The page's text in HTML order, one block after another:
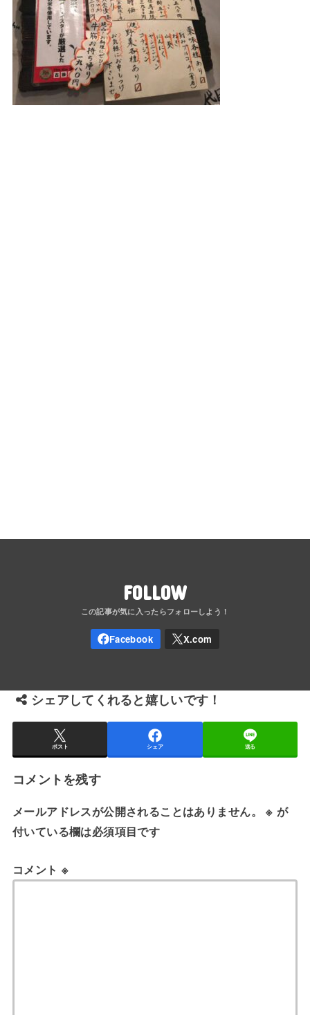
FOLLOW
シェアしてくれると嬉しいです！
ポスト シェア 送る
コメントを残す
メールアドレスが公開されることはありません。 ※ が
付いている欄は必須項目です
コメント ※